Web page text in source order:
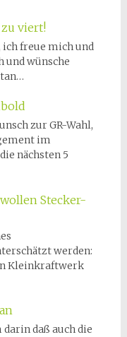
viert!
ich freue mich und
und wünsche
zur GR-Wahl,
im
nächsten 5
Stecker-
werden:
Kleinkraftwerk
daß auch die